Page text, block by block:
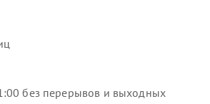
без перерывов и выходных